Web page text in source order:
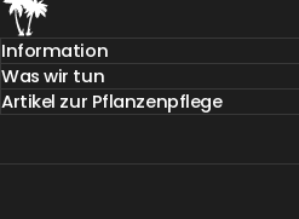
Information
Was wir tun
Artikel zur Pflanzenpflege